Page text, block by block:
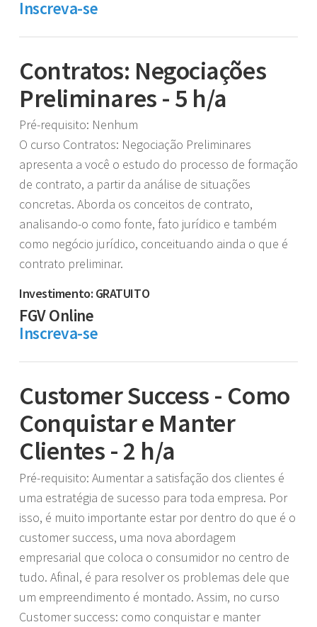
Inscreva-se
Contratos: Negociações
Preliminares - 5 h/a
Pré-requisito: Nenhum
O curso Contratos: Negociação Preliminares
apresenta a você o estudo do processo de formação
de contrato, a partir da análise de situações
concretas. Aborda os conceitos de contrato,
analisando-o como fonte, fato jurídico e também
como negócio jurídico, conceituando ainda o que é
contrato preliminar.
Investimento: GRATUITO
FGV Online
Inscreva-se
Customer Success - Como
Conquistar e Manter
Clientes - 2 h/a
Pré-requisito: Aumentar a satisfação dos clientes é
uma estratégia de sucesso para toda empresa. Por
isso, é muito importante estar por dentro do que é o
customer success, uma nova abordagem
empresarial que coloca o consumidor no centro de
tudo. Afinal, é para resolver os problemas dele que
um empreendimento é montado. Assim, no curso
Customer success: como conquistar e manter